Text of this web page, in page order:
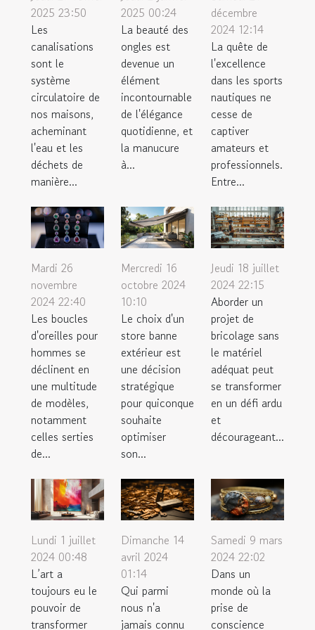
2025 23:50
Les
canalisations
sont le
système
circulatoire de
nos maisons,
acheminant
l'eau et les
déchets de
manière...
2025 00:24
La beauté des
ongles est
devenue un
élément
incontournable
de l'élégance
quotidienne, et
la manucure
à...
décembre
2024 12:14
La quête de
l'excellence
dans les sports
nautiques ne
cesse de
captiver
amateurs et
professionnels.
Entre...
Mardi 26
novembre
2024 22:40
Les boucles
d'oreilles pour
hommes se
déclinent en
une multitude
de modèles,
notamment
celles serties
de...
Mercredi 16
octobre 2024
10:10
Le choix d'un
store banne
extérieur est
une décision
stratégique
pour quiconque
souhaite
optimiser
son...
Jeudi 18 juillet
2024 22:15
Aborder un
projet de
bricolage sans
le matériel
adéquat peut
se transformer
en un défi ardu
et
décourageant...
Lundi 1 juillet
2024 00:48
L’art a
toujours eu le
pouvoir de
transformer
Dimanche 14
avril 2024
01:14
Qui parmi
nous n'a
jamais connu
Samedi 9 mars
2024 22:02
Dans un
monde où la
prise de
conscience